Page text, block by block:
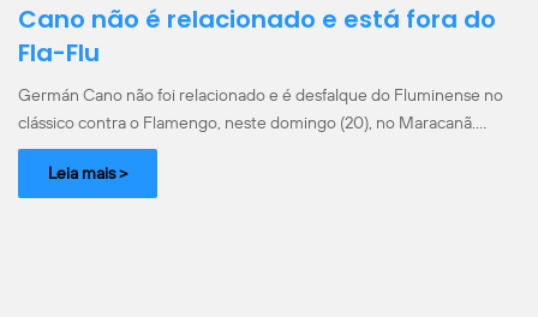
Cano não é relacionado e está fora do
Fla-Flu
Germán Cano não foi relacionado e é desfalque do Fluminense no
clássico contra o Flamengo, neste domingo (20), no Maracanã.…
Leia mais >